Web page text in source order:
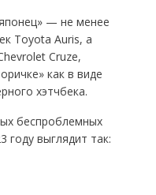
— не менее
Toyota Auris, а
Cruze,
как в виде
хэтчбека.
беспроблемных
году выглядит так: